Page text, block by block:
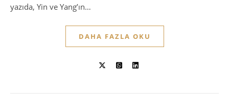
yazıda, Yin ve Yang’ın…
DAHA FAZLA OKU